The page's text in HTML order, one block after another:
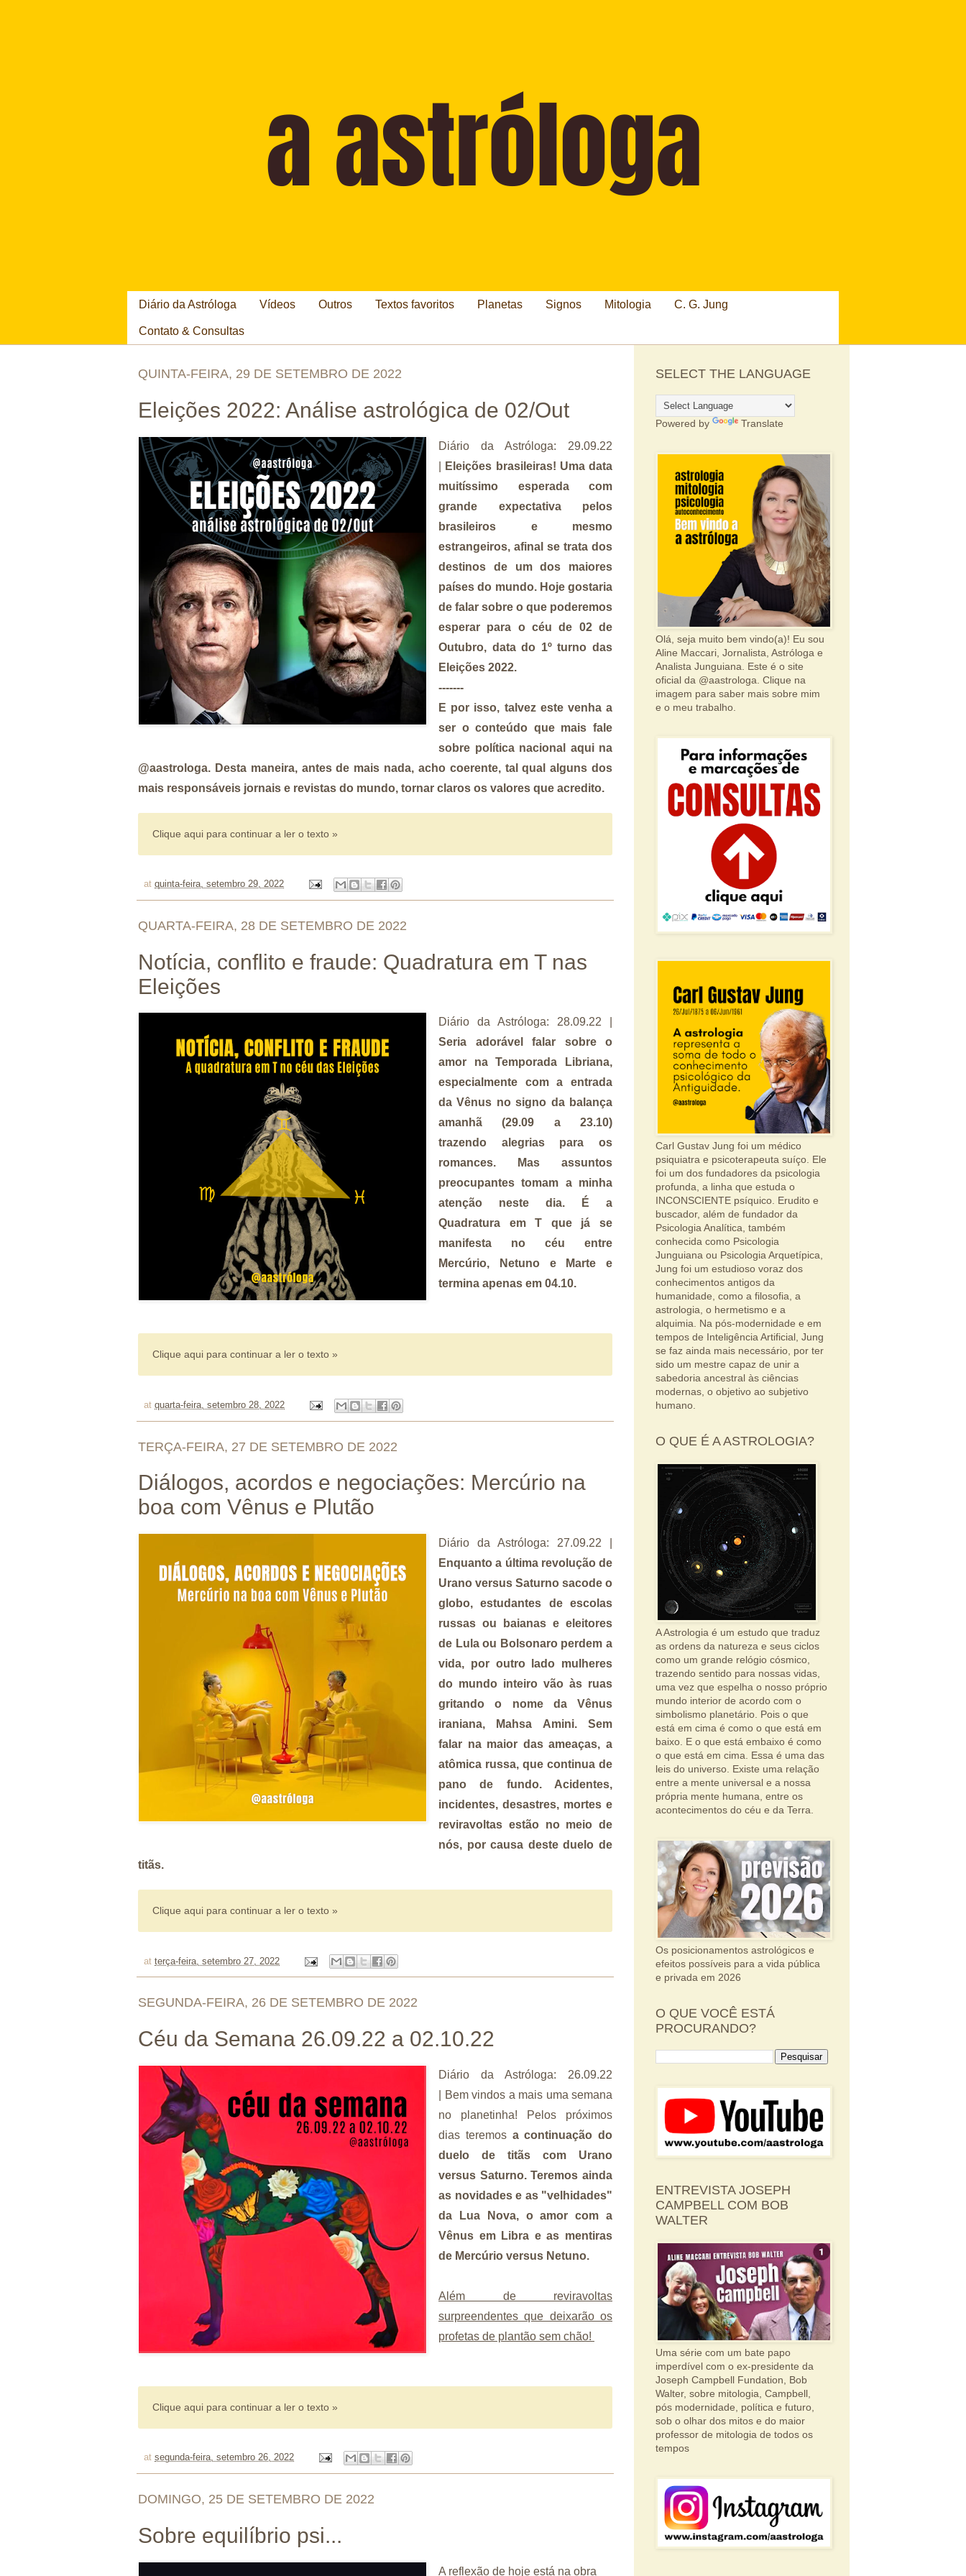
Diário da Astróloga Vídeos Outros Textos favoritos Planetas Signos Mitologia C. G. Jung
Contato & Consultas
QUINTA-FEIRA, 29 DE SETEMBRO DE 2022
Eleições 2022: Análise astrológica de 02/Out
Diário da Astróloga: 29.09.22
Eleições brasileiras! Uma data
muitíssimo esperada com
grande expectativa pelos
brasileiros e mesmo
estrangeiros, afinal se trata dos
destinos de um dos maiores
países do mundo. Hoje gostaria
de falar sobre o que poderemos
esperar para o céu de 02 de
Outubro, data do 1º turno das
Eleições 2022.
-------
E por isso, talvez este venha a
ser o conteúdo que mais fale
sobre política nacional aqui na
@aastrologa. Desta maneira, antes de mais nada, acho coerente, tal qual alguns dos
mais responsáveis jornais e revistas do mundo, tornar claros os valores que acredito.
Clique aqui para continuar a ler o texto »
at quinta-feira, setembro 29, 2022
QUARTA-FEIRA, 28 DE SETEMBRO DE 2022
Notícia, conflito e fraude: Quadratura em T nas
Eleições
Diário da Astróloga: 28.09.22 |
Seria adorável falar sobre o
amor na Temporada Libriana,
especialmente com a entrada
da Vênus no signo da balança
amanhã (29.09 a 23.10)
trazendo alegrias para os
romances. Mas assuntos
preocupantes tomam a minha
atenção neste dia. É a
Quadratura em T que já se
manifesta no céu entre
Mercúrio, Netuno e Marte e
termina apenas em 04.10.
Clique aqui para continuar a ler o texto »
at quarta-feira, setembro 28, 2022
TERÇA-FEIRA, 27 DE SETEMBRO DE 2022
Diálogos, acordos e negociações: Mercúrio na
boa com Vênus e Plutão
Diário da Astróloga: 27.09.22 |
Enquanto a última revolução de
Urano versus Saturno sacode o
globo, estudantes de escolas
russas ou baianas e eleitores
de Lula ou Bolsonaro perdem a
vida, por outro lado mulheres
do mundo inteiro vão às ruas
gritando o nome da Vênus
iraniana, Mahsa Amini. Sem
falar na maior das ameaças, a
atômica russa, que continua de
pano de fundo. Acidentes,
incidentes, desastres, mortes e
reviravoltas estão no meio de
nós, por causa deste duelo de
titãs.
Clique aqui para continuar a ler o texto »
at terça-feira, setembro 27, 2022
SEGUNDA-FEIRA, 26 DE SETEMBRO DE 2022
Céu da Semana 26.09.22 a 02.10.22
Diário da Astróloga: 26.09.22
| Bem vindos a mais uma semana
no planetinha! Pelos próximos
dias teremos a continuação do
duelo de titãs com Urano
versus Saturno. Teremos ainda
as novidades e as "velhidades"
da Lua Nova, o amor com a
Vênus em Libra e as mentiras
de Mercúrio versus Netuno.
Além de reviravoltas
surpreendentes que deixarão os
profetas de plantão sem chão!
Clique aqui para continuar a ler o texto »
at segunda-feira, setembro 26, 2022
DOMINGO, 25 DE SETEMBRO DE 2022
Sobre equilíbrio psi...
A reflexão de hoje está na obra
SELECT THE LANGUAGE
Powered by Translate
Olá, seja muito bem vindo(a)! Eu sou
Aline Maccari, Jornalista, Astróloga e
Analista Junguiana. Este é o site
oficial da @aastrologa. Clique na
imagem para saber mais sobre mim
e o meu trabalho.
Carl Gustav Jung foi um médico
psiquiatra e psicoterapeuta suíço. Ele
foi um dos fundadores da psicologia
profunda, a linha que estuda o
INCONSCIENTE psíquico. Erudito e
buscador, além de fundador da
Psicologia Analítica, também
conhecida como Psicologia
Junguiana ou Psicologia Arquetípica,
Jung foi um estudioso voraz dos
conhecimentos antigos da
humanidade, como a filosofia, a
astrologia, o hermetismo e a
alquimia. Na pós-modernidade e em
tempos de Inteligência Artificial, Jung
se faz ainda mais necessário, por ter
sido um mestre capaz de unir a
sabedoria ancestral às ciências
modernas, o objetivo ao subjetivo
humano.
O QUE É A ASTROLOGIA?
A Astrologia é um estudo que traduz
as ordens da natureza e seus ciclos
como um grande relógio cósmico,
trazendo sentido para nossas vidas,
uma vez que espelha o nosso próprio
mundo interior de acordo com o
simbolismo planetário. Pois o que
está em cima é como o que está em
baixo. E o que está embaixo é como
o que está em cima. Essa é uma das
leis do universo. Existe uma relação
entre a mente universal e a nossa
própria mente humana, entre os
acontecimentos do céu e da Terra.
Os posicionamentos astrológicos e
efeitos possíveis para a vida pública
e privada em 2026
O QUE VOCÊ ESTÁ
PROCURANDO?
ENTREVISTA JOSEPH
CAMPBELL COM BOB
WALTER
Uma série com um bate papo
imperdível com o ex-presidente da
Joseph Campbell Fundation, Bob
Walter, sobre mitologia, Campbell,
pós modernidade, política e futuro,
sob o olhar dos mitos e do maior
professor de mitologia de todos os
tempos